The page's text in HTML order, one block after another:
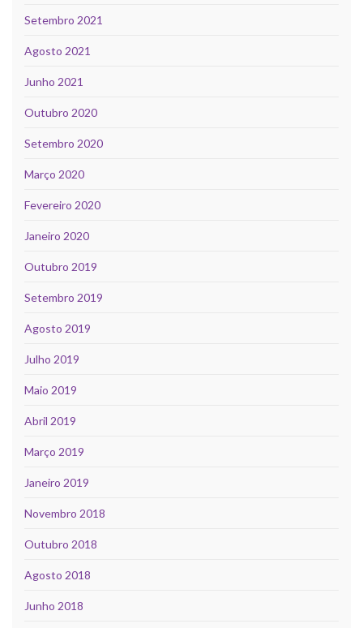
Setembro 2021
Agosto 2021
Junho 2021
Outubro 2020
Setembro 2020
Março 2020
Fevereiro 2020
Janeiro 2020
Outubro 2019
Setembro 2019
Agosto 2019
Julho 2019
Maio 2019
Abril 2019
Março 2019
Janeiro 2019
Novembro 2018
Outubro 2018
Agosto 2018
Junho 2018